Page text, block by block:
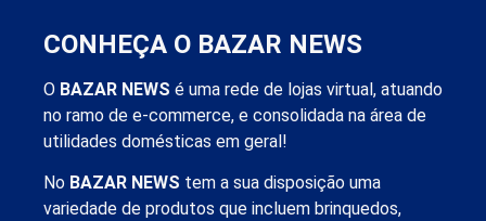
CONHEÇA O BAZAR NEWS
O BAZAR NEWS é uma rede de lojas virtual, atuando
no ramo de e-commerce, e consolidada na área de
utilidades domésticas em geral!
No BAZAR NEWS tem a sua disposição uma
variedade de produtos que incluem brinquedos,